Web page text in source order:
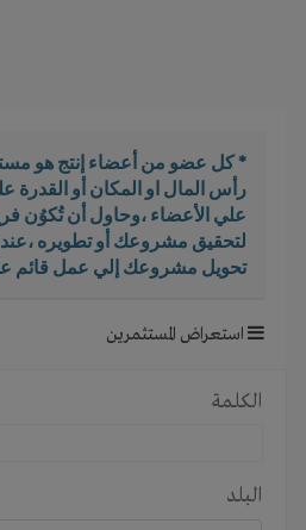
* كل عضو من أعضاء إنتج هو
رأس المال او المكان أو القدرة
علي الأعضاء ،وحاول أن تُكوُن
لتحقيق مشروعك أو تطويره
تحويل مشروعك إلي عمل قائم
استعراض المستثمرين
الكلمة
البلد